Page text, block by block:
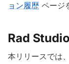
ョン履歴 ページ
Rad
本リリースでは